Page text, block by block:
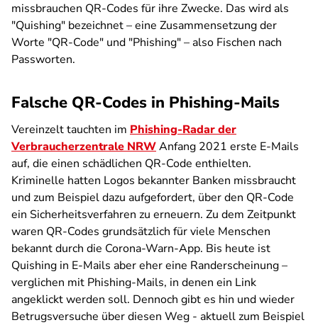
missbrauchen QR-Codes für ihre Zwecke. Das wird als
"Quishing" bezeichnet – eine Zusammensetzung der
Worte "QR-Code" und "Phishing" – also Fischen nach
Passworten.
Falsche QR-Codes in Phishing-Mails
Vereinzelt tauchten im Phishing-Radar der
Verbraucherzentrale NRWAnfang 2021 erste E-Mails
auf, die einen schädlichen QR-Code enthielten.
Kriminelle hatten Logos bekannter Banken missbraucht
und zum Beispiel dazu aufgefordert, über den QR-Code
ein Sicherheitsverfahren zu erneuern. Zu dem Zeitpunkt
waren QR-Codes grundsätzlich für viele Menschen
bekannt durch die Corona-Warn-App. Bis heute ist
Quishing in E-Mails aber eher eine Randerscheinung –
verglichen mit Phishing-Mails, in denen ein Link
angeklickt werden soll. Dennoch gibt es hin und wieder
Betrugsversuche über diesen Weg - aktuell zum Beispiel